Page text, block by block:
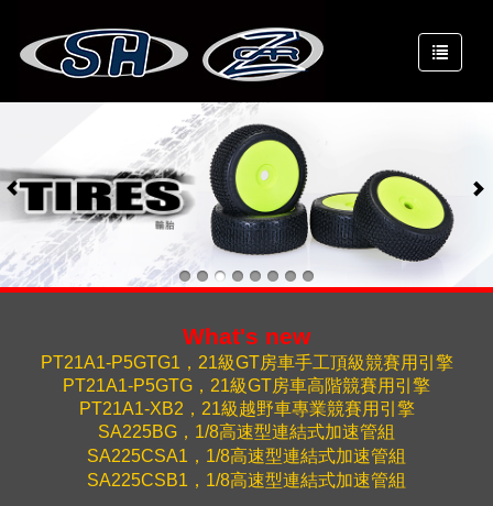
What's new
PT21A1-P5GTG1，21級GT房車手工頂級競賽用引擎
PT21A1-P5GTG ， 21級GT房車高階競賽用引擎
PT21A1-XB2 ， 21級越野車專業競賽用引擎
SA225BG ， 1/8高速型連結式加速管組
SA225CSA1 ， 1/8高速型連結式加速管組
SA225CSB1 ， 1/8高速型連結式加速管組